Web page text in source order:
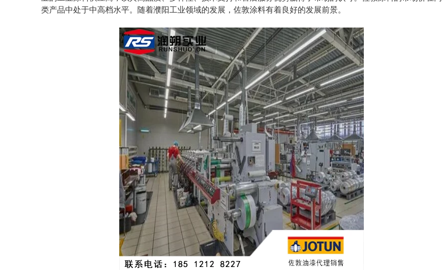
类产品中处于中高档水平。随着濮阳工业领域的发展，佐敦涂料有着良好的发展前景。